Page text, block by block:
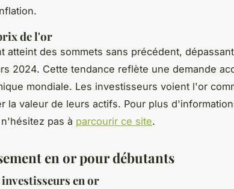
de l'or
atteint des sommets sans précédent,
2024. Cette tendance reflète une demande
mondiale. Les investisseurs voient l'or
la valeur de leurs actifs. Pour plus
pas à parcourir ce site.
en or pour débutants
en or